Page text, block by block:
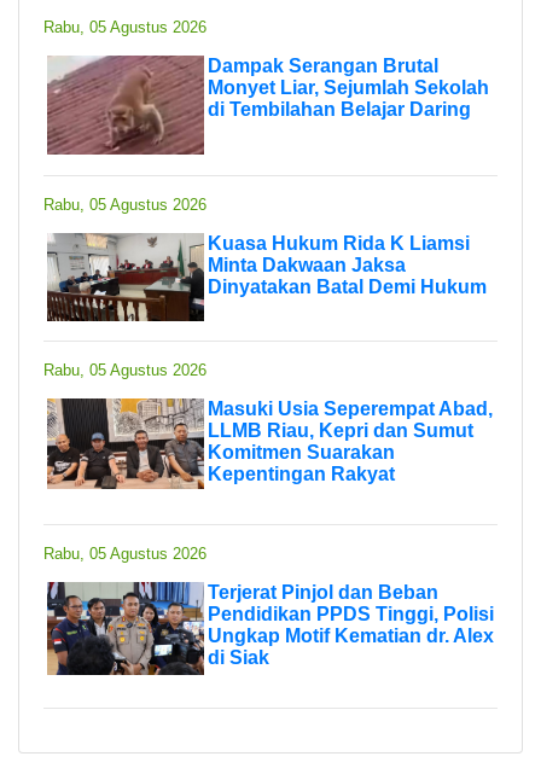
Rabu, 05 Agustus 2026
Dampak Serangan Brutal
Monyet Liar, Sejumlah Sekolah
di Tembilahan Belajar Daring
Rabu, 05 Agustus 2026
Kuasa Hukum Rida K Liamsi
Minta Dakwaan Jaksa
Dinyatakan Batal Demi Hukum
Rabu, 05 Agustus 2026
Masuki Usia Seperempat Abad,
LLMB Riau, Kepri dan Sumut
Komitmen Suarakan
Kepentingan Rakyat
Rabu, 05 Agustus 2026
Terjerat Pinjol dan Beban
Pendidikan PPDS Tinggi, Polisi
Ungkap Motif Kematian dr. Alex
di Siak